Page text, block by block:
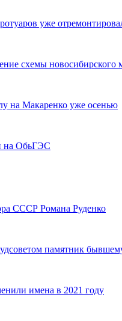
уже
схемы новосибирского
на Макаренко уже осенью
на ОбьГЭС
СССР Романа Руденко
памятник
имена в 2021 году